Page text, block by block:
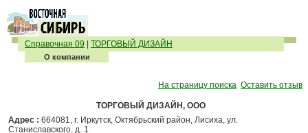
Справочная 09 ТОРГОВЫЙ ДИЗАЙН
О компании
На страницу поиска Оставить отзыв
ТОРГОВЫЙ ДИЗАЙН, ООО
Адрес : 664081, г. Иркутск, Октябрьский район, Лисиха, ул.
Станиславского, д. 1